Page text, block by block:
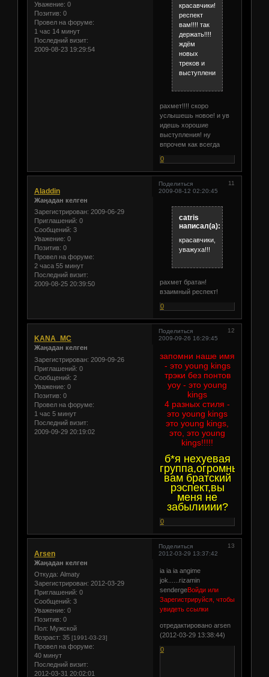
Уважение: 0
Позитив: 0
Провел на форуме:
1 час 14 минут
Последний визит:
2009-08-23 19:29:54
красавчики!!!!)
респект
вам!!!! так
держать!!!!
ждём
новых
треков и
выступлений!!!!
рахмет!!!! скоро
услышешь новое! и ув
идешь хорошие
выступления! ну
впрочем как всегда
0
Поделиться
11
2009-08-12 02:20:45
Aladdin
Жаңадан келген
Зарегистрирован: 2009-06-29
Приглашений: 0
Сообщений: 3
Уважение: 0
Позитив: 0
Провел на форуме:
2 часа 55 минут
Последний визит:
2009-08-25 20:39:50
catris
написал(а):
красавчики,
уважуха!!!
рахмет братан!
взаимный респект!
0
Поделиться
12
2009-09-26 16:29:45
KANA_MC
Жаңадан келген
Зарегистрирован: 2009-09-26
Приглашений: 0
Сообщений: 2
Уважение: 0
Позитив: 0
Провел на форуме:
1 час 5 минут
Последний визит:
2009-09-29 20:19:02
запомни наше имя
- это young kings
трэки без понтов
уоу - это young
kings
4 разных стиля -
это young kings
это young kings,
это, это young
kings!!!!!
б*я нехуевая
группа,огромный
вам братский
рэспект,вы
меня не
забылииии?
0
Поделиться
13
2012-03-29 13:37:42
Arsen
Жаңадан келген
Откуда: Almaty
Зарегистрирован: 2012-03-29
Приглашений: 0
Сообщений: 3
Уважение: 0
Позитив: 0
Пол: Мужской
Возраст: 35 [1991-03-23]
Провел на форуме:
40 минут
Последний визит:
2012-03-31 20:02:01
ia ia ia angime
jok......rizamin
sendergeВойди или
Зарегистрируйся, чтобы
увидеть ссылки
отредактировано arsen
(2012-03-29 13:38:44)
0